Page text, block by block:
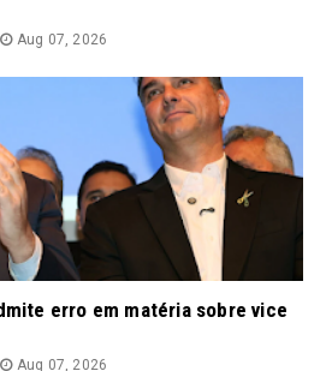
Aug 07, 2026
erro em matéria sobre vice
Aug 07, 2026